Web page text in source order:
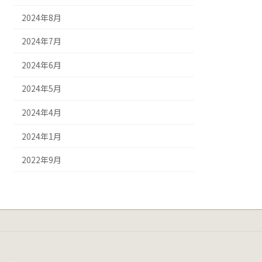
2024年8月
2024年7月
2024年6月
2024年5月
2024年4月
2024年1月
2022年9月